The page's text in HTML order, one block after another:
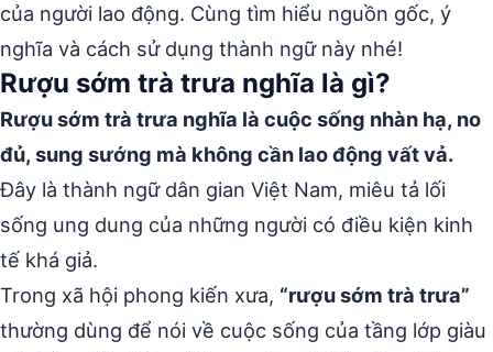
của người lao động. Cùng tìm hiểu nguồn gốc, ý
nghĩa và cách sử dụng thành ngữ này nhé!
Rượu sớm trà trưa nghĩa là gì?
Rượu sớm trà trưa nghĩa là cuộc sống nhàn hạ, no
đủ, sung sướng mà không cần lao động vất vả.
Đây là thành ngữ dân gian Việt Nam, miêu tả lối
sống ung dung của những người có điều kiện kinh
tế khá giả.
Trong xã hội phong kiến xưa, “rượu sớm trà trưa”
thường dùng để nói về cuộc sống của tầng lớp giàu